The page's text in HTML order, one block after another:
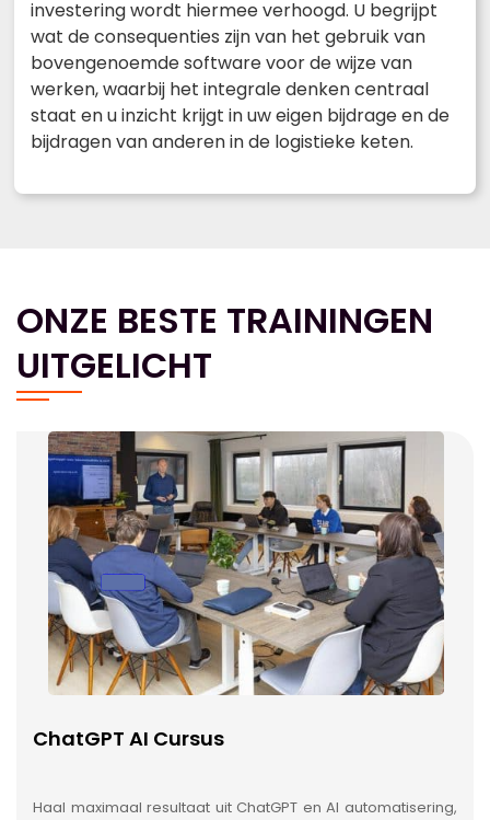
investering wordt hiermee verhoogd. U begrijpt
wat de consequenties zijn van het gebruik van
bovengenoemde software voor de wijze van
werken, waarbij het integrale denken centraal
staat en u inzicht krijgt in uw eigen bijdrage en de
bijdragen van anderen in de logistieke keten.
ONZE BESTE TRAININGEN
UITGELICHT
ChatGPT AI Cursus
Haal maximaal resultaat uit ChatGPT en AI automatisering,